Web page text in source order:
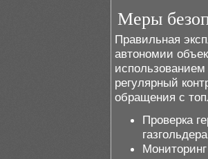
Меры
Правильная
автономии
регулярный
обращения с
Проверка